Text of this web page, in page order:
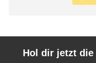
Hol dir jetzt die